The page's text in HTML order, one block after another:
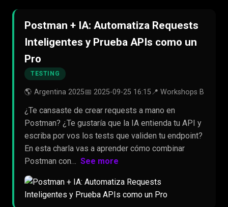
Postman + IA: Automatiza Requests
Inteligentes y Prueba APIs como un
Pro
TESTING
🌎 Argentina 2025📅 2025-09-25 16:15📍 Workshops B
¿Te cansaste de crear requests a mano en
Postman? ¿Te gustaría que la IA entienda tu API y
escriba por vos los tests que validen tu endpoint?
En esta charla vas a aprender cómo combinar
Postman con… See more